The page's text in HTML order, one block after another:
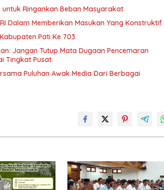
untuk Ringankan Beban Masyarakat
Dalam Memberikan Masukan Yang Konstruktif
Pati Ke 703
Jangan Tutup Mata Dugaan Pencemaran
Tingkat Pusat
Puluhan Awak Media Dari Berbagai